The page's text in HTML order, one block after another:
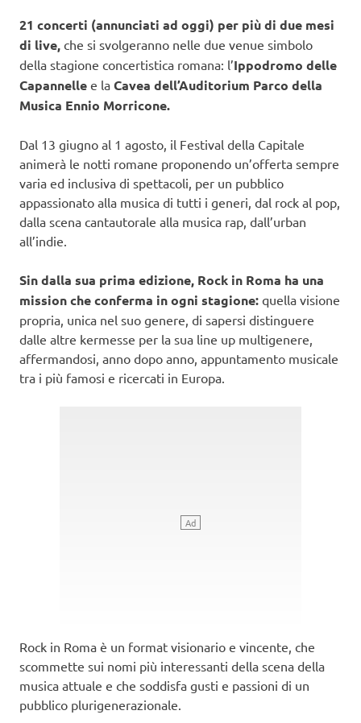
21 concerti (annunciati ad oggi) per più di due mesi
di live, che si svolgeranno nelle due venue simbolo
della stagione concertistica romana: l’Ippodromo delle
Capannelle e la Cavea dell’Auditorium Parco della
Musica Ennio Morricone.
Dal 13 giugno al 1 agosto, il Festival della Capitale
animerà le notti romane proponendo un’offerta sempre
varia ed inclusiva di spettacoli, per un pubblico
appassionato alla musica di tutti i generi, dal rock al pop,
dalla scena cantautorale alla musica rap, dall’urban
all’indie.
Sin dalla sua prima edizione, Rock in Roma ha una
mission che conferma in ogni stagione: quella visione
propria, unica nel suo genere, di sapersi distinguere
dalle altre kermesse per la sua line up multigenere,
affermandosi, anno dopo anno, appuntamento musicale
tra i più famosi e ricercati in Europa.
Rock in Roma è un format visionario e vincente, che
scommette sui nomi più interessanti della scena della
musica attuale e che soddisfa gusti e passioni di un
pubblico plurigenerazionale.